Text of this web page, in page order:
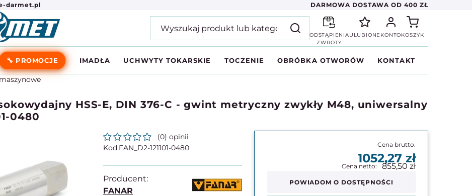
darmet.pl DARMOWA DOSTAWA OD 400 ZŁ
ODSTĄPIENIA
ZWROTY
ULUBIONE KONTOKOSZYK
🔧 PROMOCJE IMADŁA UCHWYTY TOKARSKIE TOCZENIE OBRÓBKA OTWORÓW KONTAKT
HSS-E, DIN 376-C - gwint metryczny zwykły M48, uniwersalny
0480
(0) opinii
FAN_D2-121101-0480
Producent:
FANAR
1052,27
855,50
POWIADOM O DOSTĘPNOŚCI